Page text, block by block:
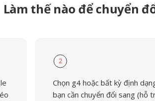
Làm thế nào để chuyển
2
Chọn g4 hoặc bất kỳ định
bạn cần chuyển đổi sang (hỗ